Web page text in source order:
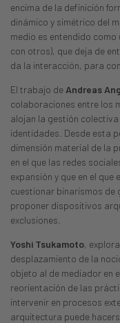
encima de la definición
dinámico y simétrico del
medio es entendido
con otros), que deja de
da la interacción, para
El trabajo de Andreas
colaboraciones entre los
alojan la gestión
identidades. Desde esta
dimensión material de la
en el que las redes
expansión y que en el
cuestionar binarismos de
proponer dispositivos
exclusiones.
Yoshi Tsukamoto,
desplazamiento de la
objeto al de mediador en
reorientación de las
intervenir en procesos
arquitectura puede